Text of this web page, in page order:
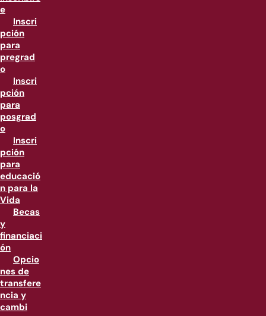
e
Inscri
pción
para
pregrad
o
Inscri
pción
para
posgrad
o
Inscri
pción
para
educació
n para la
Vida
Becas
y
financiaci
ón
Opcio
nes de
transfere
ncia y
cambi